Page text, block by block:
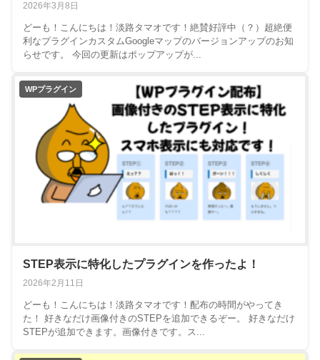
2026年3月8日
どーも！こんにちは！淡路タマオです！絶賛好評中（？）超絶便
利なプラグインカスタムGoogleマップのバージョンアップのお知
らせです。 今回の更新はポップアップが...
WPプラグイン
STEP表示に特化したプラグインを作ったよ！
2026年2月11日
どーも！こんにちは！淡路タマオです！配布の時間がやってき
た！ 好きなだけ画像付きのSTEPを追加できるぞー。 好きなだけ
STEPが追加できます。画像付きです。ス...